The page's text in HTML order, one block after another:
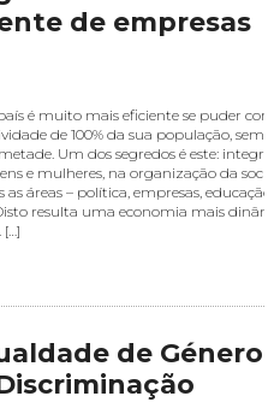
de empresas
é muito mais eficiente se puder
de 100% da sua população, sem
Um dos segredos é este:
e mulheres, na organização da
as áreas – política, empresas,
resulta uma economia mais
[…]
de Género,